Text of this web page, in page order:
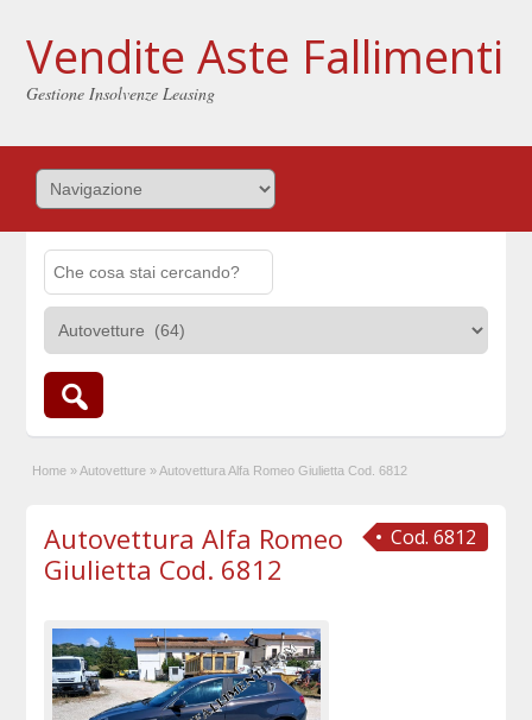
Vendite Aste Fallimenti
Gestione Insolvenze Leasing
Home » Autovetture » Autovettura Alfa Romeo Giulietta Cod. 6812
Cod. 6812
Autovettura Alfa Romeo
Giulietta Cod. 6812